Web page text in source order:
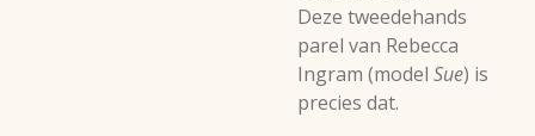
Deze tweedehands
parel van Rebecca
Ingram (model Sue) is
precies dat.